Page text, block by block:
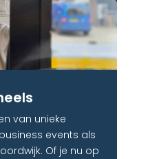
van unieke
events als
Of je nu op